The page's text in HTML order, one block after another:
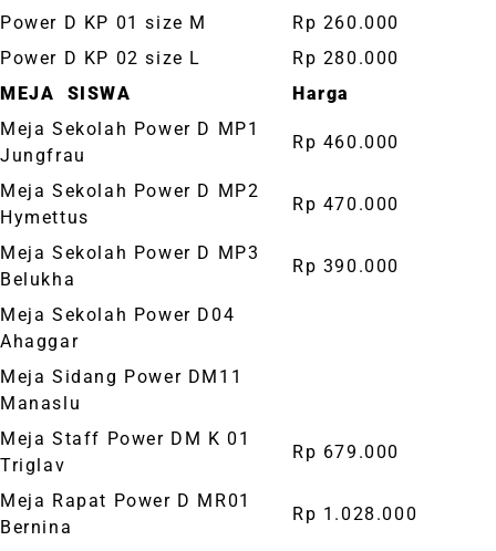
Power D KP 01 size M
Rp 260.000
Power D KP 02 size L
Rp 280.000
MEJA SISWA
Harga
Meja Sekolah Power D MP1
Jungfrau
Rp 460.000
Meja Sekolah Power D MP2
Hymettus
Rp 470.000
Meja Sekolah Power D MP3
Belukha
Rp 390.000
Meja Sekolah Power D04
Ahaggar
Meja Sidang Power DM11
Manaslu
Meja Staff Power DM K 01
Triglav
Rp 679.000
Meja Rapat Power D MR01
Bernina
Rp 1.028.000